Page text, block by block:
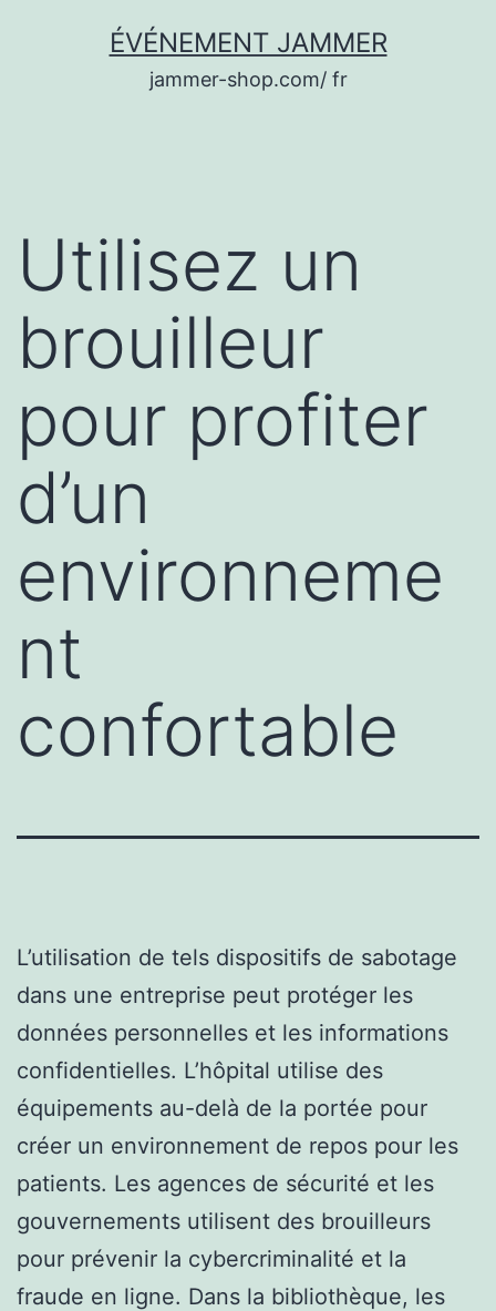
ÉVÉNEMENT JAMMER
jammer-shop.com/ fr
Utilisez un
brouilleur
pour profiter
d’un
environneme
nt
confortable
L’utilisation de tels dispositifs de sabotage
dans une entreprise peut protéger les
données personnelles et les informations
confidentielles. L’hôpital utilise des
équipements au-delà de la portée pour
créer un environnement de repos pour les
patients. Les agences de sécurité et les
gouvernements utilisent des brouilleurs
pour prévenir la cybercriminalité et la
fraude en ligne. Dans la bibliothèque, les